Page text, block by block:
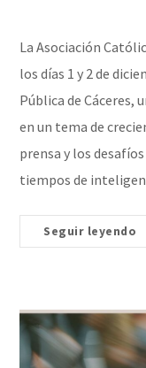
La Asociación
los días 1 y 2 de
Pública de Cáceres,
en un tema de
prensa y los
tiempos de
Seguir leyendo